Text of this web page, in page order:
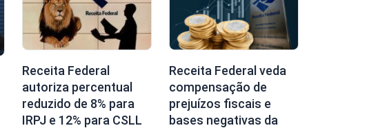
Receita Federal
autoriza percentual
reduzido de 8% para
IRPJ e 12% para CSLL
Receita Federal veda
compensação de
prejuízos fiscais e
bases negativas da